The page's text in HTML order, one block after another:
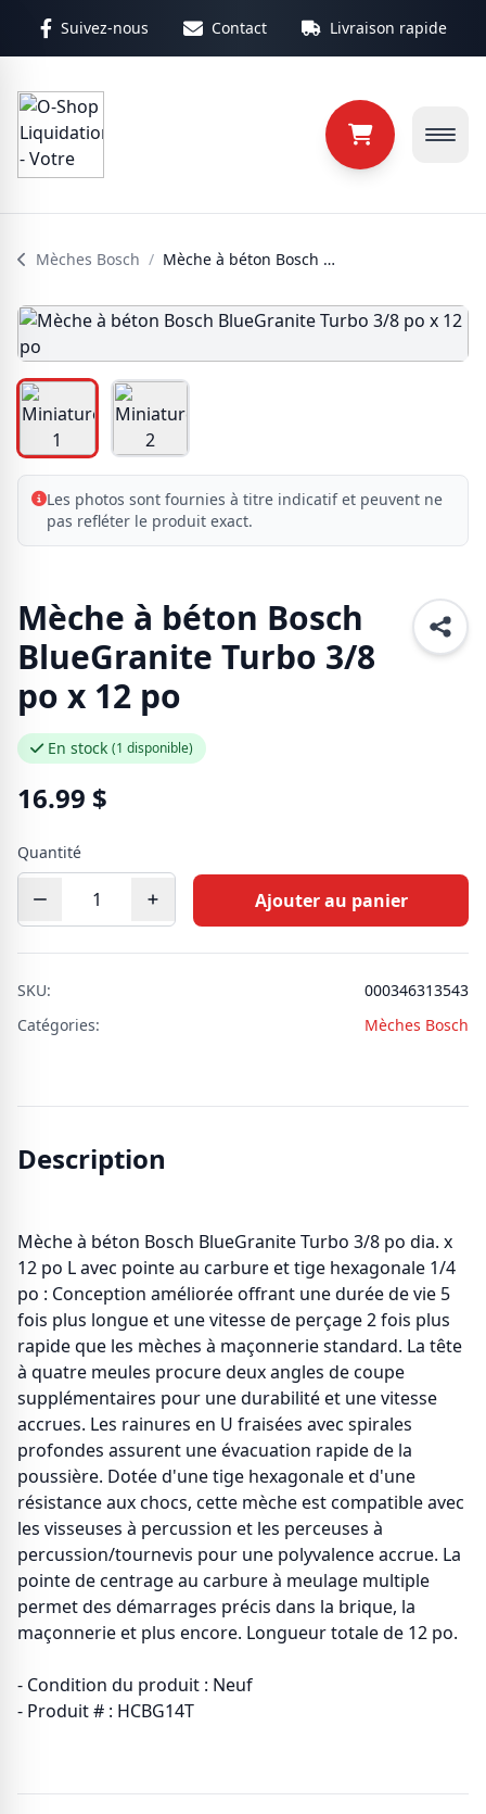
Suivez-nous Contact Livraison rapide
Mèches Bosch / Mèche à béton Bosch BlueGranite Turbo 3/8 po x 12 po
Les photos sont fournies à titre indicatif et peuvent ne
pas refléter le produit exact.
Mèche à béton Bosch
BlueGranite Turbo 3/8
po x 12 po
En stock (1 disponible)
16.99 $
Quantité
Ajouter au panier
SKU:
000346313543
Catégories:
Mèches Bosch
Description
Mèche à béton Bosch BlueGranite Turbo 3/8 po dia. x
12 po L avec pointe au carbure et tige hexagonale 1/4
po : Conception améliorée offrant une durée de vie 5
fois plus longue et une vitesse de perçage 2 fois plus
rapide que les mèches à maçonnerie standard. La tête
à quatre meules procure deux angles de coupe
supplémentaires pour une durabilité et une vitesse
accrues. Les rainures en U fraisées avec spirales
profondes assurent une évacuation rapide de la
poussière. Dotée d'une tige hexagonale et d'une
résistance aux chocs, cette mèche est compatible avec
les visseuses à percussion et les perceuses à
percussion/tournevis pour une polyvalence accrue. La
pointe de centrage au carbure à meulage multiple
permet des démarrages précis dans la brique, la
maçonnerie et plus encore. Longueur totale de 12 po.
- Condition du produit : Neuf
- Produit # : HCBG14T